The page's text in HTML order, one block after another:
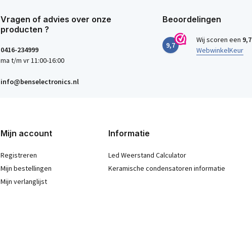
Vragen of advies over onze
producten ?
0416-234999
ma t/m vr 11:00-16:00
info@benselectronics.nl
Beoordelingen
9,7
Wij scoren een 9,7
WebwinkelKeur
Mijn account
Registreren
Mijn bestellingen
Mijn verlanglijst
Informatie
Led Weerstand Calculator
Keramische condensatoren informatie